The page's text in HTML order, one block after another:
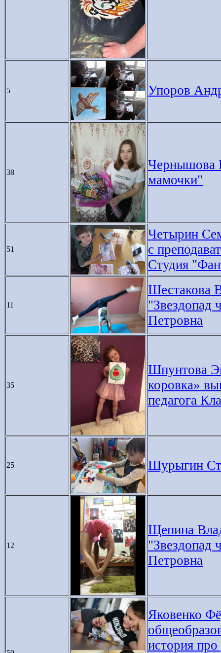
5 Упоров
38
Чернышова
мамочки"
51
Четырин
с
Студия
11
Шестакова
"Звездопад
Петровна
35
Шпунтова
коровка»
педагога
25 Шурыгин
12
Щепина
"Звездопад
Петровна
Яковенко
история